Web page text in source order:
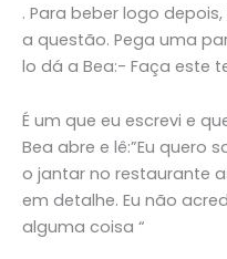
. Para beber logo
a questão. Pega uma
lo dá a Bea:- Faça este
É um que eu escrevi e
Bea abre e lê:”Eu quero
o jantar no restaurante
em detalhe. Eu não
alguma coisa “